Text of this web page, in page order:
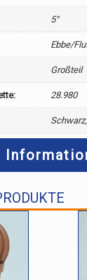
5°
Ebbe/
Großteil
28.980